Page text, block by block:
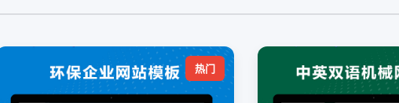
热门